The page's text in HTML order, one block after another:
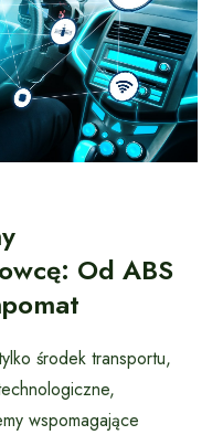
Od ABS
środek transportu,
wspomagające